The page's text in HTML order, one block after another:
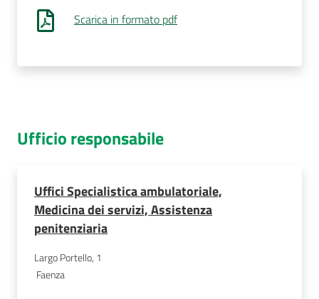
Scarica in formato pdf
Ufficio responsabile
Uffici Specialistica ambulatoriale,
Medicina dei servizi, Assistenza
penitenziaria
Largo Portello, 1
Faenza